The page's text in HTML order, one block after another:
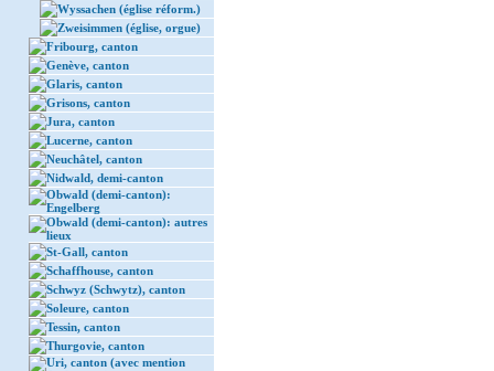
Wyssachen (église réform.)
Zweisimmen (église, orgue)
Fribourg, canton
Genève, canton
Glaris, canton
Grisons, canton
Jura, canton
Lucerne, canton
Neuchâtel, canton
Nidwald, demi-canton
Obwald (demi-canton):
Engelberg
Obwald (demi-canton): autres
lieux
St-Gall, canton
Schaffhouse, canton
Schwyz (Schwytz), canton
Soleure, canton
Tessin, canton
Thurgovie, canton
Uri, canton (avec mention